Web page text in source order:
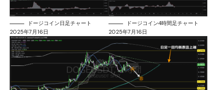
ドージコイン日足チャート
2025年7月16日
ドージコイン4時間足チャート
2025年7月16日